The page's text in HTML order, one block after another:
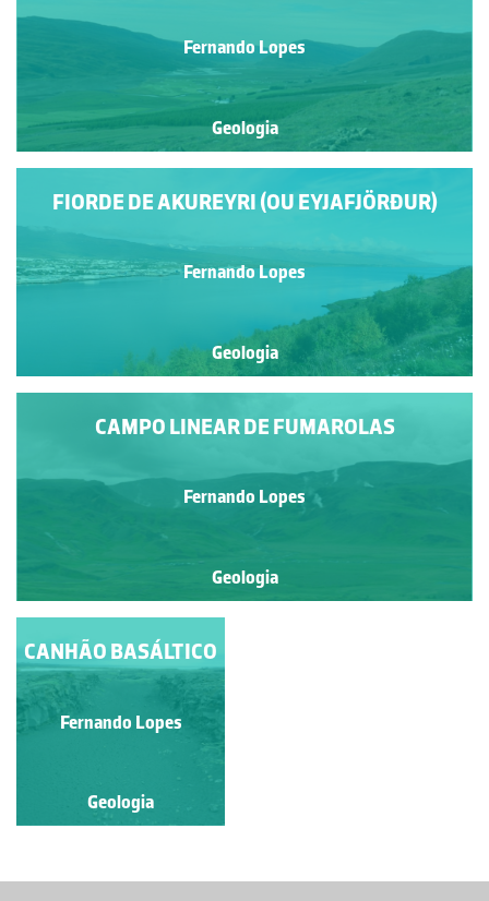
Fernando Lopes
Geologia
FIORDE DE AKUREYRI (OU EYJAFJÖRÐUR)
Fernando Lopes
Geologia
CAMPO LINEAR DE FUMAROLAS
Fernando Lopes
Geologia
CANHÃO BASÁLTICO
Fernando Lopes
Geologia